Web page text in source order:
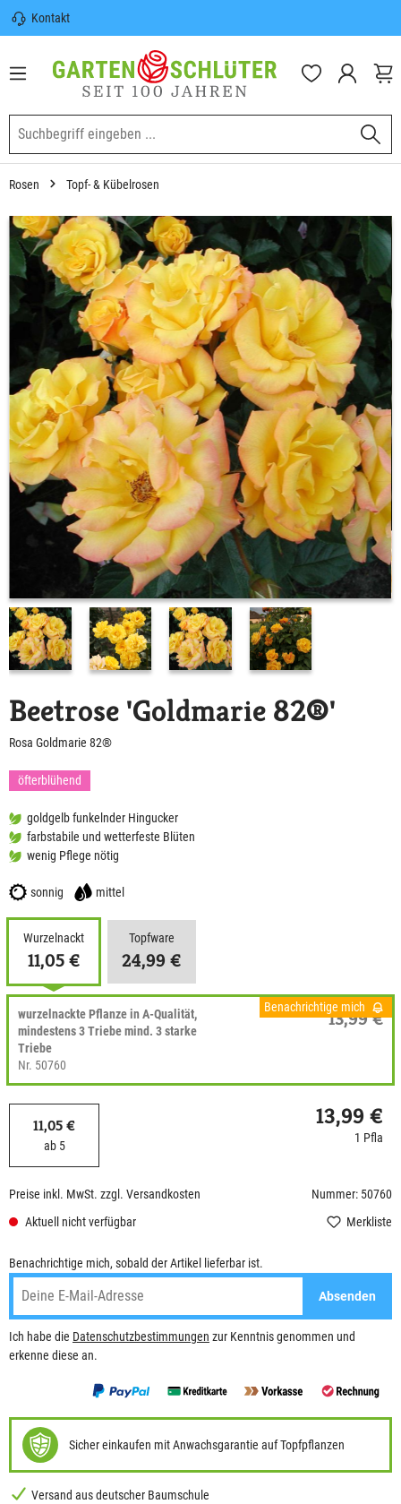
springen
Kontakt
Sicherer Versand | Versandkostenfrei
(DE) ab 100€
Garten-Schlüter Anwachsgarantie
Rosen Topf- & Kübelrosen
Beetrose 'Goldmarie 82®'
Rosa Goldmarie 82®
öfterblühend
goldgelb funkelnder Hingucker
farbstabile und wetterfeste Blüten
wenig Pflege nötig
sonnig mittel
Wurzelnackt
11,05 €
Topfware
24,99 €
Benachrichtige mich
wurzelnackte Pflanze in A-Qualität,
mindestens 3 Triebe mind. 3 starke
Triebe
Nr. 50760
13,99 €
11,05 €
ab 5
13,99 €
1 Pfla
Preise inkl. MwSt. zzgl. Versandkosten
Nummer: 50760
Aktuell nicht verfügbar
Merkliste
Benachrichtige mich, sobald der Artikel lieferbar ist.
Absenden
Ich habe die Datenschutzbestimmungen zur Kenntnis genommen und
erkenne diese an.
Sicher einkaufen mit Anwachsgarantie auf Topfpflanzen
Versand aus deutscher Baumschule